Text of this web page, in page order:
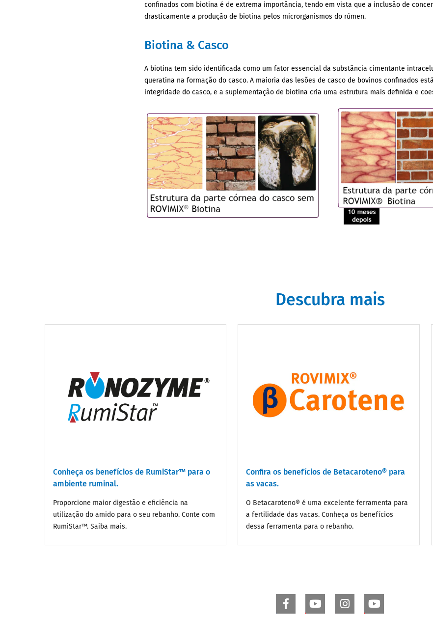
confinados com biotina é de extrema importância, tendo em vista que a inclusão de
drasticamente a produção de biotina pelos microrganismos do rúmen.
Biotina & Casco
A biotina tem sido identificada como um fator essencial da substância cimentante
queratina na formação do casco. A maioria das lesões de casco de bovinos confinados
integridade do casco, e a suplementação de biotina cria uma estrutura mais definida e
Descubra mais
Conheça os benefícios de RumiStar™ para o
ambiente ruminal.
Proporcione maior digestão e eficiência na
utilização do amido para o seu rebanho. Conte com
RumiStar™. Saiba mais.
Confira os benefícios de Betacaroteno® para
as vacas.
O Betacaroteno® é uma excelente ferramenta para
a fertilidade das vacas. Conheça os benefícios
dessa ferramenta para o rebanho.